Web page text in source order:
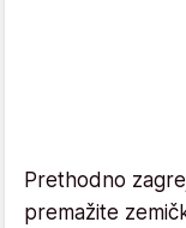
Prethodno
premažite